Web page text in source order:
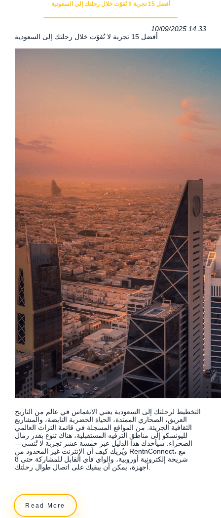
أفضل 15 تجربة لا تُفوّت خلال رحلتك إلى السعودية
10/09/2025 14:33
أفضل 15 تجربة لا تُفوّت خلال رحلتك إلى السعودية
التخطيط لرحلتك إلى السعودية يعني الانغماس في عالم من التاريخ
العريق، الصحاري الممتدة، الحياة الحضرية النابضة، والمشاريع
الثقافية الجريئة. من المواقع المسجلة في قائمة التراث العالمي
لليونسكو إلى مناطق الترفيه المستقبلية، هناك تنوع بقدر رمال
الصحراء. سيأخذك هذا الدليل عبر خمسة عشر تجربة لا تُنسى—
ويُريك كيف أن الإنترنت غير المحدود من RentnConnect، مع
شريحة إلكترونية أوروبية، والواي فاي القابل للمشاركة حتى 8
أجهزة، يمكن أن يبقيك على اتصال طوال رحلتك.
Read More